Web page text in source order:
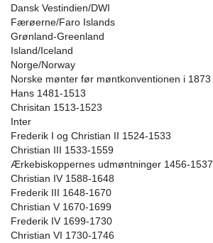
Dansk Vestindien/DWI
Færøerne/Faro Islands
Grønland-Greenland
Island/Iceland
Norge/Norway
Norske mønter før møntkonventionen i 1873
Hans 1481-1513
Chrisitan 1513-1523
Inter
Frederik I og Christian II 1524-1533
Christian III 1533-1559
Ærkebiskoppernes udmøntninger 1456-1537
Christian IV 1588-1648
Frederik III 1648-1670
Christian V 1670-1699
Frederik IV 1699-1730
Christian VI 1730-1746